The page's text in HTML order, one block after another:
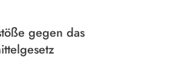
gegen das